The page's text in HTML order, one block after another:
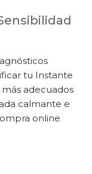
tu Instante
adecuados
calmante e
online